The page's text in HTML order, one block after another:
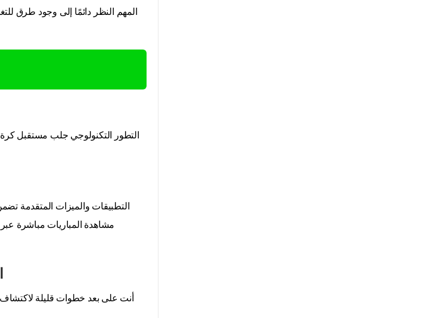
المهم النظر دائمًا إلى وجود طرق
التطور التكنولوجي جلب مستقبل
التطبيقات والميزات المتقدمة
مشاهدة المباريات مباشرة
أنت على بعد خطوات قليلة لاكتشاف